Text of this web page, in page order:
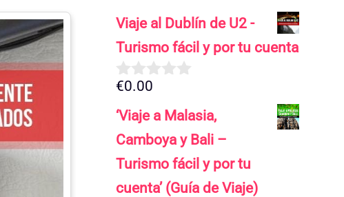
Viaje al Dublín de U2 -
Turismo fácil y por tu cuenta
0
e
5
€0.00
‘Viaje a Malasia,
Camboya y Bali –
Turismo fácil y por tu
cuenta’ (Guía de Viaje)